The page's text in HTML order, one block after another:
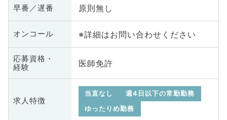
早番／遅番 原則無し
オンコール ※詳細はお問い合わせください
応募資格・
経験
医師免許
求人特徴
当直なし
週4日以下の常勤勤務
ゆったりめ勤務